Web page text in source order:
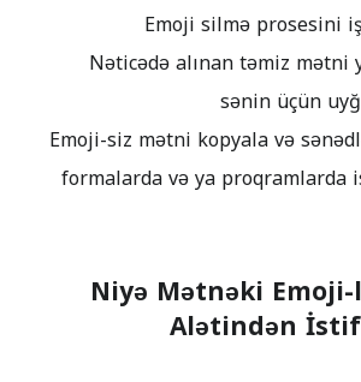
Nəticədə alınan təmiz mətni
sənin üçün
Emoji-siz mətni kopyala və
formalarda və ya proqramlarda
Niyə Mətnəki
Alətindən